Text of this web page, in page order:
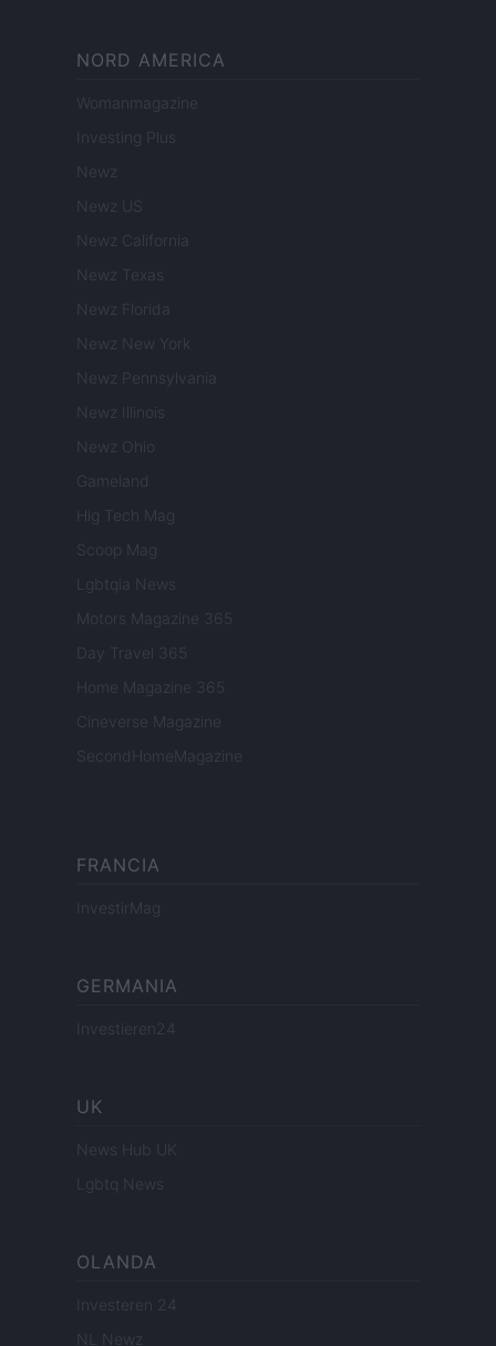
NORD AMERICA
Womanmagazine
Investing Plus
Newz
Newz US
Newz California
Newz Texas
Newz Florida
Newz New York
Newz Pennsylvania
Newz Illinois
Newz Ohio
Gameland
Hig Tech Mag
Scoop Mag
Lgbtqia News
Motors Magazine 365
Day Travel 365
Home Magazine 365
Cineverse Magazine
SecondHomeMagazine
FRANCIA
InvestirMag
GERMANIA
Investieren24
UK
News Hub UK
Lgbtq News
OLANDA
Investeren 24
NL Newz